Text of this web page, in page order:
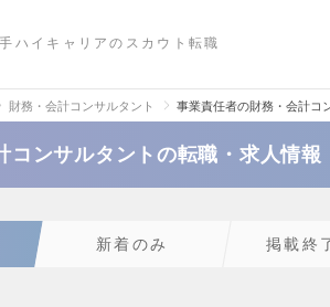
ハイキャリアのスカウト転職
財務・会計コンサルタント 事業責任者の財務・会計コ
コンサルタントの転職・求人情報
新着のみ 掲載終